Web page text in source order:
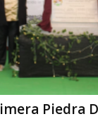
Piedra